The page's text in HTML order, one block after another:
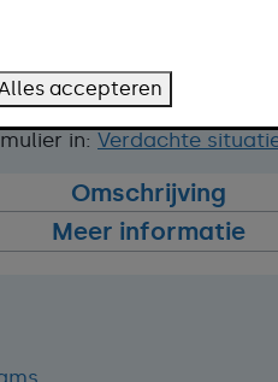
gemeente.
in: Verdachte
Omschrijving
Meer informatie
accepteren